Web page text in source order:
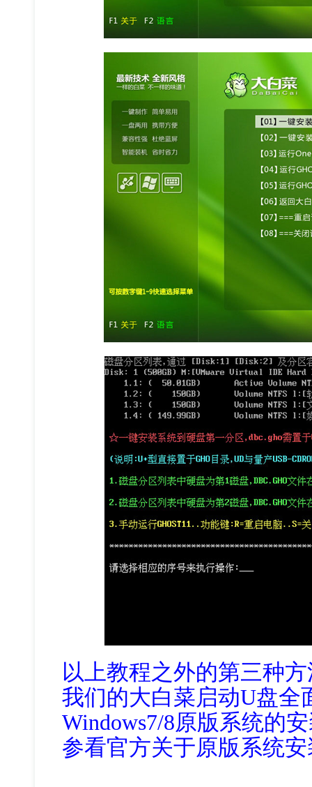
以上教程之外的第三种
我们的大白菜启动U盘全
Windows7/8原版系统的
参看官方关于原版系统